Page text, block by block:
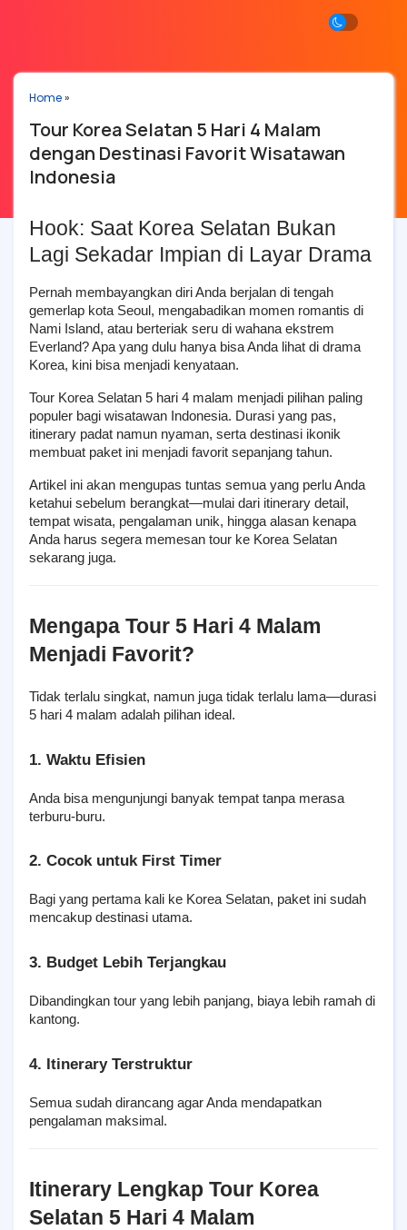
Home»
Tour Korea Selatan 5 Hari 4 Malam
dengan Destinasi Favorit Wisatawan
Indonesia
Hook: Saat Korea Selatan Bukan
Lagi Sekadar Impian di Layar Drama
Pernah membayangkan diri Anda berjalan di tengah
gemerlap kota Seoul, mengabadikan momen romantis di
Nami Island, atau berteriak seru di wahana ekstrem
Everland? Apa yang dulu hanya bisa Anda lihat di drama
Korea, kini bisa menjadi kenyataan.
Tour Korea Selatan 5 hari 4 malam menjadi pilihan paling
populer bagi wisatawan Indonesia. Durasi yang pas,
itinerary padat namun nyaman, serta destinasi ikonik
membuat paket ini menjadi favorit sepanjang tahun.
Artikel ini akan mengupas tuntas semua yang perlu Anda
ketahui sebelum berangkat—mulai dari itinerary detail,
tempat wisata, pengalaman unik, hingga alasan kenapa
Anda harus segera memesan tour ke Korea Selatan
sekarang juga.
Mengapa Tour 5 Hari 4 Malam
Menjadi Favorit?
Tidak terlalu singkat, namun juga tidak terlalu lama—durasi
5 hari 4 malam adalah pilihan ideal.
1. Waktu Efisien
Anda bisa mengunjungi banyak tempat tanpa merasa
terburu-buru.
2. Cocok untuk First Timer
Bagi yang pertama kali ke Korea Selatan, paket ini sudah
mencakup destinasi utama.
3. Budget Lebih Terjangkau
Dibandingkan tour yang lebih panjang, biaya lebih ramah di
kantong.
4. Itinerary Terstruktur
Semua sudah dirancang agar Anda mendapatkan
pengalaman maksimal.
Itinerary Lengkap Tour Korea
Selatan 5 Hari 4 Malam